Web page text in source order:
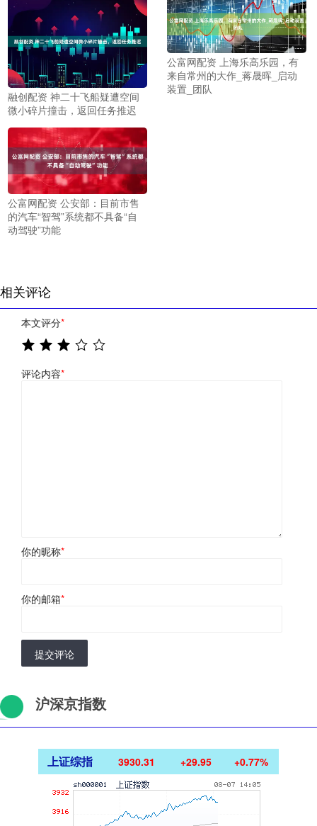
融创配资 神二十飞船疑遭空间
微小碎片撞击，返回任务推迟
公富网配资 上海乐高乐园，有
来自常州的大作_蒋晟晖_启动
装置_团队
公富网配资 公安部：目前市售
的汽车“智驾”系统都不具备“自
动驾驶”功能
相关评论
本文评分*
评论内容*
你的昵称*
你的邮箱*
提交评论
沪深京指数
上证综指 3930.31 +29.95 +0.77%